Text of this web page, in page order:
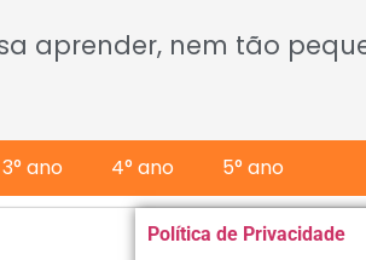
aprender, nem tão
3° ano 4° ano 5° ano
Política de Privacidade